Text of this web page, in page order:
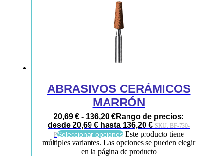
ABRASIVOS CERÁMICOS
MARRÓN
20,69 € - 136,20 €Rango de precios:
desde 20,69 € hasta 136,20 € SKU: BF-730-
PSeleccionar opciones Este producto tiene
múltiples variantes. Las opciones se pueden elegir
en la página de producto